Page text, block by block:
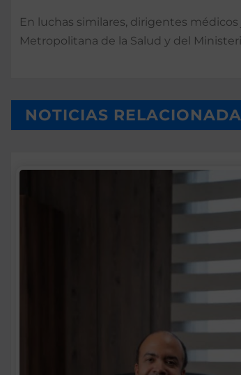
En luchas similares, di­rigentes
Metropolitana de la Salud y del
NOTICIAS